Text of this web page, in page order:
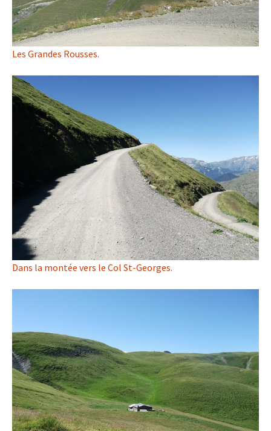
Les Grandes Rousses.
Dans la montée vers le Col St-Georges.